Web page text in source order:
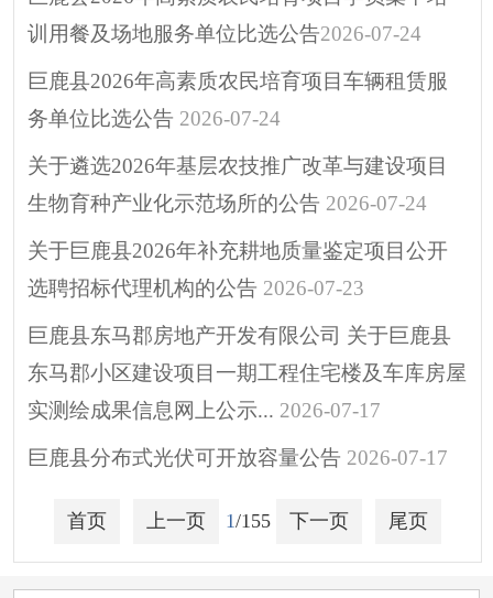
训用餐及场地服务单位比选公告​2026-07-24
巨鹿县2026年高素质农民培育项目车辆租赁服
务单位比选公告 2026-07-24
关于遴选2026年基层农技推广改革与建设项目
生物育种产业化示范场所的公告 2026-07-24
关于巨鹿县2026年补充耕地质量鉴定项目公开
选聘招标代理机构的公告 2026-07-23
巨鹿县东马郡房地产开发有限公司 关于巨鹿县
东马郡小区建设项目一期工程住宅楼及车库房屋
实测绘成果信息网上公示... 2026-07-17
巨鹿县分布式光伏可开放容量公告 2026-07-17
首页 上一页 1/155 下一页 尾页